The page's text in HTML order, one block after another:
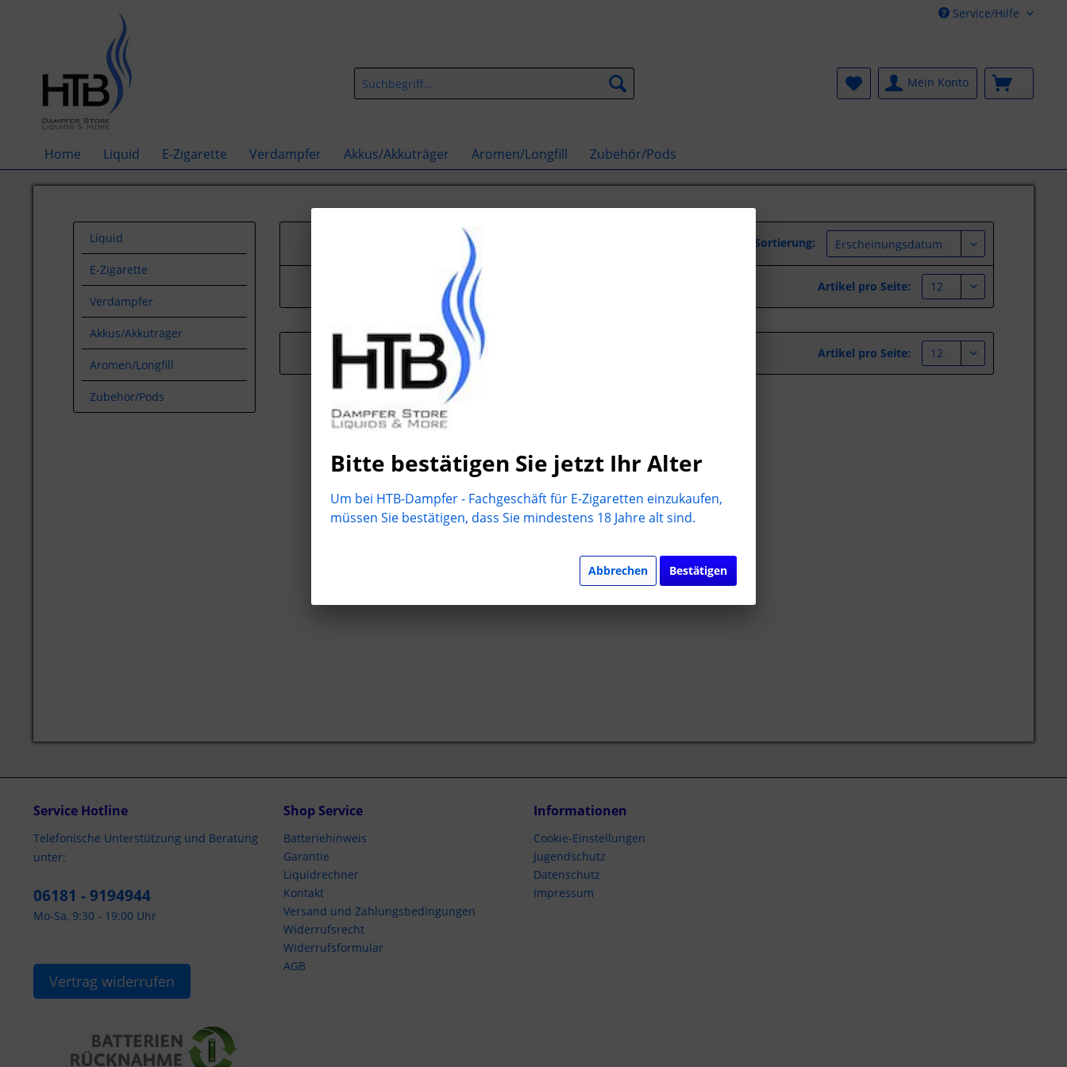
Service/Hilfe
Mein Konto
Home Liquid E-Zigarette Verdampfer Akkus/Akkuträger Aromen/Longfill Zubehör/Pods
Liquid
E-Zigarette
Verdampfer
Akkus/Akkuträger
Aromen/Longfill
Zubehör/Pods
Sortierung:
Artikel pro Seite:
Artikel pro Seite:
Service Hotline
Telefonische Unterstützung und Beratung
unter:
06181 - 9194944
Mo-Sa, 9:30 - 19:00 Uhr
Vertrag widerrufen
Shop Service
Batteriehinweis
Garantie
Liquidrechner
Kontakt
Versand und Zahlungsbedingungen
Widerrufsrecht
Widerrufsformular
AGB
Informationen
Cookie-Einstellungen
Jugendschutz
Datenschutz
Impressum
Bitte bestätigen Sie jetzt Ihr Alter
Um bei HTB-Dampfer - Fachgeschäft für E-Zigaretten einzukaufen,
müssen Sie bestätigen, dass Sie mindestens 18 Jahre alt sind.
Abbrechen Bestätigen